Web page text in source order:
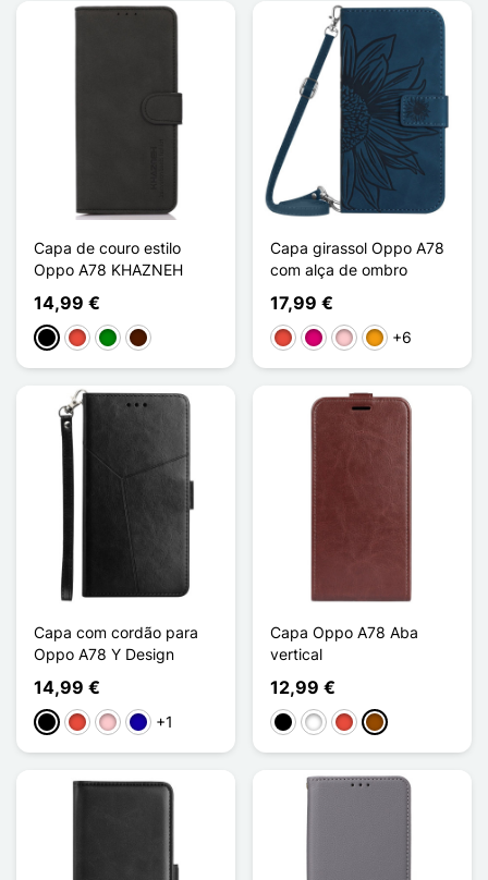
Capa de couro estilo
Oppo A78 KHAZNEH
14,99 €
PretoVermelho
VerdeCastanho escuro
Capa girassol Oppo A78
com alça de ombro
17,99 €
Vermelho
Magenta
RosaLaranja
+6
Capa com cordão para
Oppo A78 Y Design
14,99 €
PretoVermelho
RosaAzul Escuro
+1
Capa Oppo A78 Aba
vertical
12,99 €
PretoBrancoVermelhoCastanho